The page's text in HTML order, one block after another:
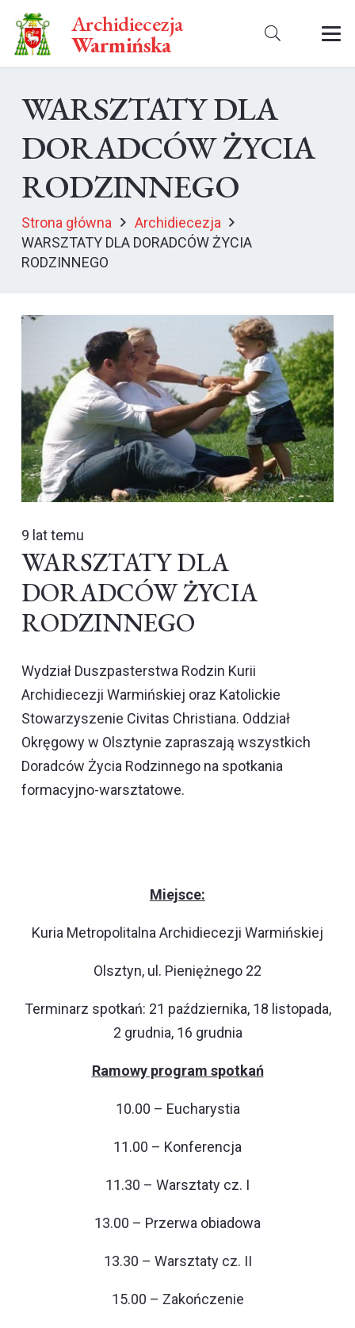
Archidiecezja
Warmińska
WARSZTATY DLA
DORADCÓW ŻYCIA
RODZINNEGO
Strona główna
Archidiecezja
WARSZTATY DLA DORADCÓW ŻYCIA
RODZINNEGO
9 lat temu
WARSZTATY DLA
DORADCÓW ŻYCIA
RODZINNEGO
Wydział Duszpasterstwa Rodzin Kurii
Archidiecezji Warmińskiej oraz Katolickie
Stowarzyszenie Civitas Christiana. Oddział
Okręgowy w Olsztynie zapraszają wszystkich
Doradców Życia Rodzinnego na spotkania
formacyjno-warsztatowe.
Miejsce:
Kuria Metropolitalna Archidiecezji Warmińskiej
Olsztyn, ul. Pieniężnego 22
Terminarz spotkań: 21 października, 18 listopada,
2 grudnia, 16 grudnia
Ramowy program spotkań
10.00 – Eucharystia
11.00 – Konferencja
11.30 – Warsztaty cz. I
13.00 – Przerwa obiadowa
13.30 – Warsztaty cz. II
15.00 – Zakończenie